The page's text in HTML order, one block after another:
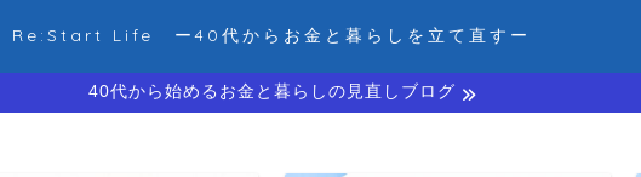
Re:Start Life ー40代からお金と暮らしを立て直すー
40代から始めるお金と暮らしの見直しブログ